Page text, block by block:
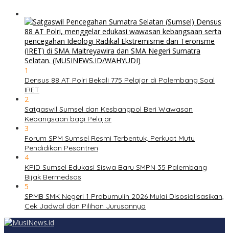
1
Densus 88 AT Polri Bekali 775 Pelajar di Palembang Soal
IRET
2
Satgaswil Sumsel dan Kesbangpol Beri Wawasan
Kebangsaan bagi Pelajar
3
Forum SPM Sumsel Resmi Terbentuk, Perkuat Mutu
Pendidikan Pesantren
4
KPID Sumsel Edukasi Siswa Baru SMPN 35 Palembang
Bijak Bermedsos
5
SPMB SMK Negeri 1 Prabumulih 2026 Mulai Disosialisasikan,
Cek Jadwal dan Pilihan Jurusannya